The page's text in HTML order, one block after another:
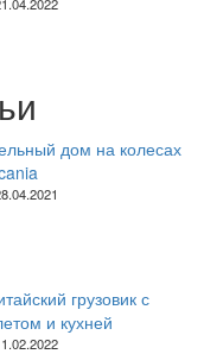
дом на колесах
грузовик с
и кухней